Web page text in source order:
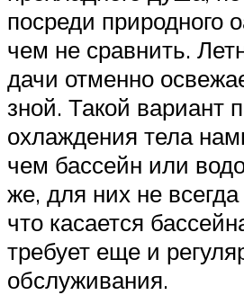
посреди природного
чем не сравнить.
дачи отменно
зной. Такой вариант
охлаждения тела
чем бассейн или
же, для них не
что касается
требует еще и
обслуживания.